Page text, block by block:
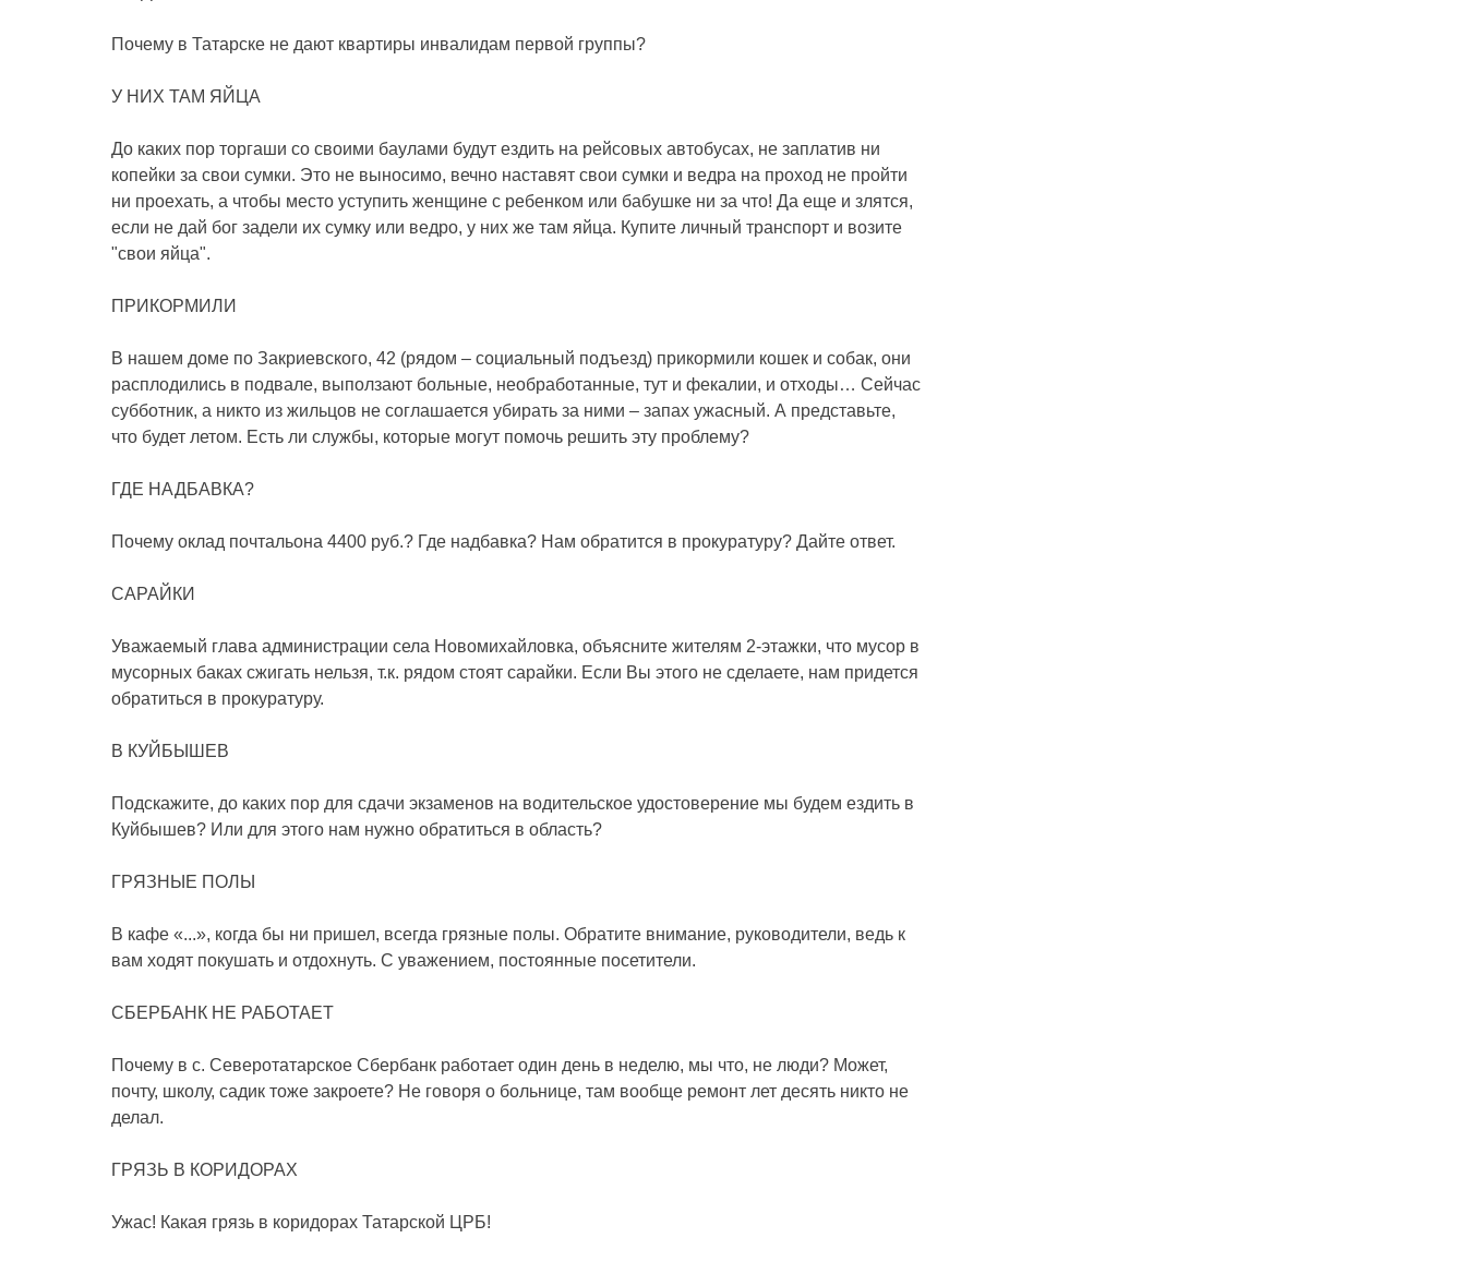
Почему в Татарске не дают квартиры инвалидам первой группы?
У НИХ ТАМ ЯЙЦА
До каких пор торгаши со своими баулами будут ездить на рейсовых автобусах, не заплатив ни
копейки за свои сумки. Это не выносимо, вечно наставят свои сумки и ведра на проход не пройти
ни проехать, а чтобы место уступить женщине с ребенком или бабушке ни за что! Да еще и злятся,
если не дай бог задели их сумку или ведро, у них же там яйца. Купите личный транспорт и возите
"свои яйца".
ПРИКОРМИЛИ
В нашем доме по Закриевского, 42 (рядом – социальный подъезд) прикормили кошек и собак, они
расплодились в подвале, выползают больные, необработанные, тут и фекалии, и отходы… Сейчас
субботник, а никто из жильцов не соглашается убирать за ними – запах ужасный. А представьте,
что будет летом. Есть ли службы, которые могут помочь решить эту проблему?
ГДЕ НАДБАВКА?
Почему оклад почтальона 4400 руб.? Где надбавка? Нам обратится в прокуратуру? Дайте ответ.
САРАЙКИ
Уважаемый глава администрации села Новомихайловка, объясните жителям 2-этажки, что мусор в
мусорных баках сжигать нельзя, т.к. рядом стоят сарайки. Если Вы этого не сделаете, нам придется
обратиться в прокуратуру.
В КУЙБЫШЕВ
Подскажите, до каких пор для сдачи экзаменов на водительское удостоверение мы будем ездить в
Куйбышев? Или для этого нам нужно обратиться в область?
ГРЯЗНЫЕ ПОЛЫ
В кафе «...», когда бы ни пришел, всегда грязные полы. Обратите внимание, руководители, ведь к
вам ходят покушать и отдохнуть. С уважением, постоянные посетители.
СБЕРБАНК НЕ РАБОТАЕТ
Почему в с. Северотатарское Сбербанк работает один день в неделю, мы что, не люди? Может,
почту, школу, садик тоже закроете? Не говоря о больнице, там вообще ремонт лет десять никто не
делал.
ГРЯЗЬ В КОРИДОРАХ
Ужас! Какая грязь в коридорах Татарской ЦРБ!